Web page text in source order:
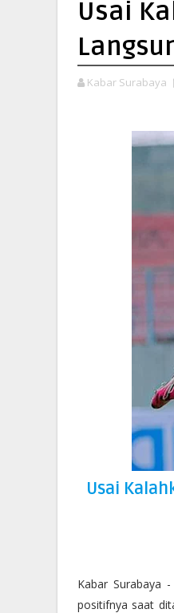
Usai
Kabar Surabaya
Usai
Kabar Surabaya
positifnya saat